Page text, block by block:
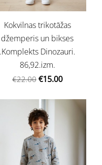
Kokvilnas trikotāžas
džemperis un bikses
.Komplekts Dinozauri.
86,92.izm.
€22.00 €15.00